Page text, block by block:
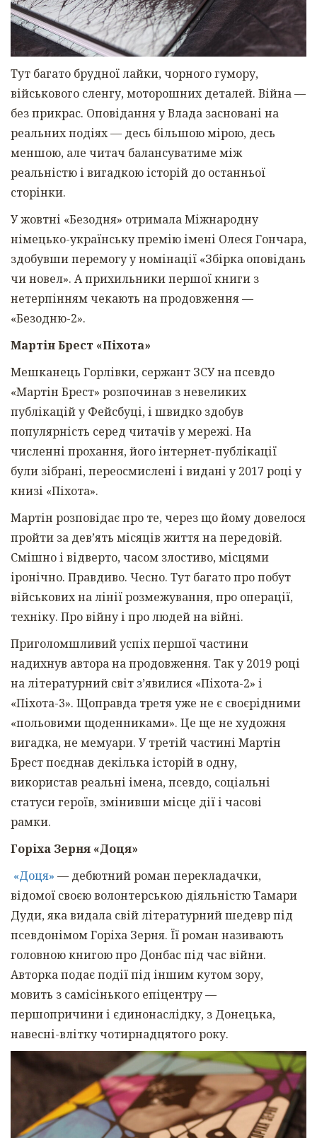
Тут багато брудної лайки, чорного гумору,
військового сленгу, моторошних деталей. Війна —
без прикрас. Оповідання у Влада засновані на
реальних подіях — десь більшою мірою, десь
меншою, але читач балансуватиме між
реальністю і вигадкою історій до останньої
сторінки.
У жовтні «Безодня» отримала Міжнародну
німецько-українську премію імені Олеся Гончара,
здобувши перемогу у номінації «Збірка оповідань
чи новел». А прихильники першої книги з
нетерпінням чекають на продовження —
«Безодню-2».
Мартін Брест «Піхота»
Мешканець Горлівки, сержант ЗСУ на псевдо
«Мартін Брест» розпочинав з невеликих
публікацій у Фейсбуці, і швидко здобув
популярність серед читачів у мережі. На
численні прохання, його інтернет-публікації
були зібрані, переосмислені і видані у 2017 році у
книзі «Піхота».
Мартін розповідає про те, через що йому довелося
пройти за дев’ять місяців життя на передовій.
Смішно і відверто, часом злостиво, місцями
іронічно. Правдиво. Чесно. Тут багато про побут
військових на лінії розмежування, про операції,
техніку. Про війну і про людей на війні.
Приголомшливий успіх першої частини
надихнув автора на продовження. Так у 2019 році
на літературний світ з’явилися «Піхота-2» і
«Піхота-3». Щоправда третя уже не є своєрідними
«польовими щоденниками». Це ще не художня
вигадка, не мемуари. У третій частині Мартін
Брест поєднав декілька історій в одну,
використав реальні імена, псевдо, соціальні
статуси героїв, змінивши місце дії і часові
рамки.
Горіха Зерня «Доця»
«Доця» — дебютний роман перекладачки,
відомої своєю волонтерською діяльністю Тамари
Дуди, яка видала свій літературний шедевр під
псевдонімом Горіха Зерня. Її роман називають
головною книгою про Донбас під час війни.
Авторка подає події під іншим кутом зору,
мовить з самісінького епіцентру —
першопричини і єдинонаслідку, з Донецька,
навесні-влітку чотирнадцятого року.